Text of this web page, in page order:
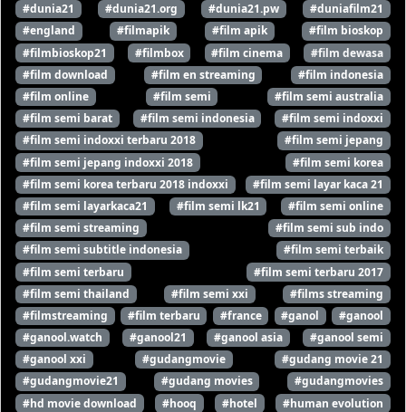
#dunia21 #dunia21.org #dunia21.pw
#duniafilm21
#england
#filmapik #film apik
#film bioskop
#filmbioskop21
#filmbox #film cinema
#film dewasa
#film download
#film en streaming
#film indonesia
#film online
#film semi
#film semi australia
#film semi barat
#film semi indonesia
#film semi indoxxi
#film semi indoxxi terbaru 2018
#film semi jepang
#film semi jepang indoxxi 2018
#film semi korea
#film semi korea terbaru 2018 indoxxi
#film semi layar kaca 21
#film semi layarkaca21
#film semi lk21
#film semi online
#film semi streaming
#film semi sub indo
#film semi subtitle indonesia
#film semi terbaik
#film semi terbaru
#film semi terbaru 2017
#film semi thailand
#film semi xxi
#films streaming
#filmstreaming
#film terbaru #france #ganol
#ganool
#ganool.watch
#ganool21 #ganool asia
#ganool semi
#ganool xxi
#gudangmovie
#gudang movie 21
#gudangmovie21
#gudang movies
#gudangmovies
#hd movie download
#hooq #hotel
#human evolution